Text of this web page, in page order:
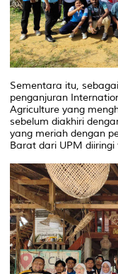
Sementara itu,
penganjuran
Agriculture yang
sebelum diakhiri
yang meriah dengan
Barat dari UPM